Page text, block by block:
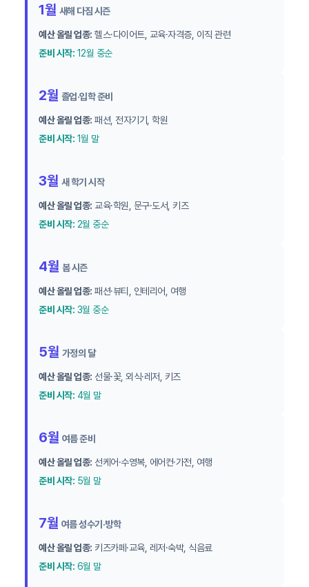
1월 새해 다짐 시즌
예산 올릴 업종: 헬스·다이어트, 교육·자격증, 이직 관련
준비 시작: 12월 중순
2월 졸업·입학 준비
예산 올릴 업종: 패션, 전자기기, 학원
준비 시작: 1월 말
3월 새 학기 시작
예산 올릴 업종: 교육·학원, 문구·도서, 키즈
준비 시작: 2월 중순
4월 봄 시즌
예산 올릴 업종: 패션·뷰티, 인테리어, 여행
준비 시작: 3월 중순
5월 가정의 달
예산 올릴 업종: 선물·꽃, 외식·레저, 키즈
준비 시작: 4월 말
6월 여름 준비
예산 올릴 업종: 선케어·수영복, 에어컨·가전, 여행
준비 시작: 5월 말
7월 여름 성수기·방학
예산 올릴 업종: 키즈카페·교육, 레저·숙박, 식음료
준비 시작: 6월 말